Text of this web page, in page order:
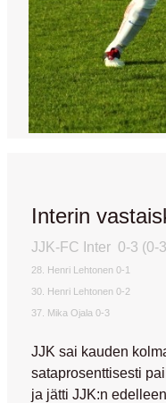
Interin
JJK-FC Inter 0-3 (0-
28. Henri Lehtonen 0-1
30. Henri Lehtonen 0-2
37. Mika Ojala 0-3
JJK sai kauden
sataprosenttisesti
ja jätti JJK:n